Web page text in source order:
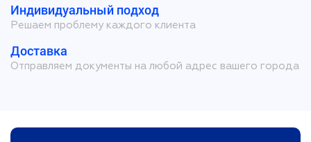
Индивидуальный подход
Решаем проблему каждого клиента
Доставка
Отправляем документы на любой адрес вашего города